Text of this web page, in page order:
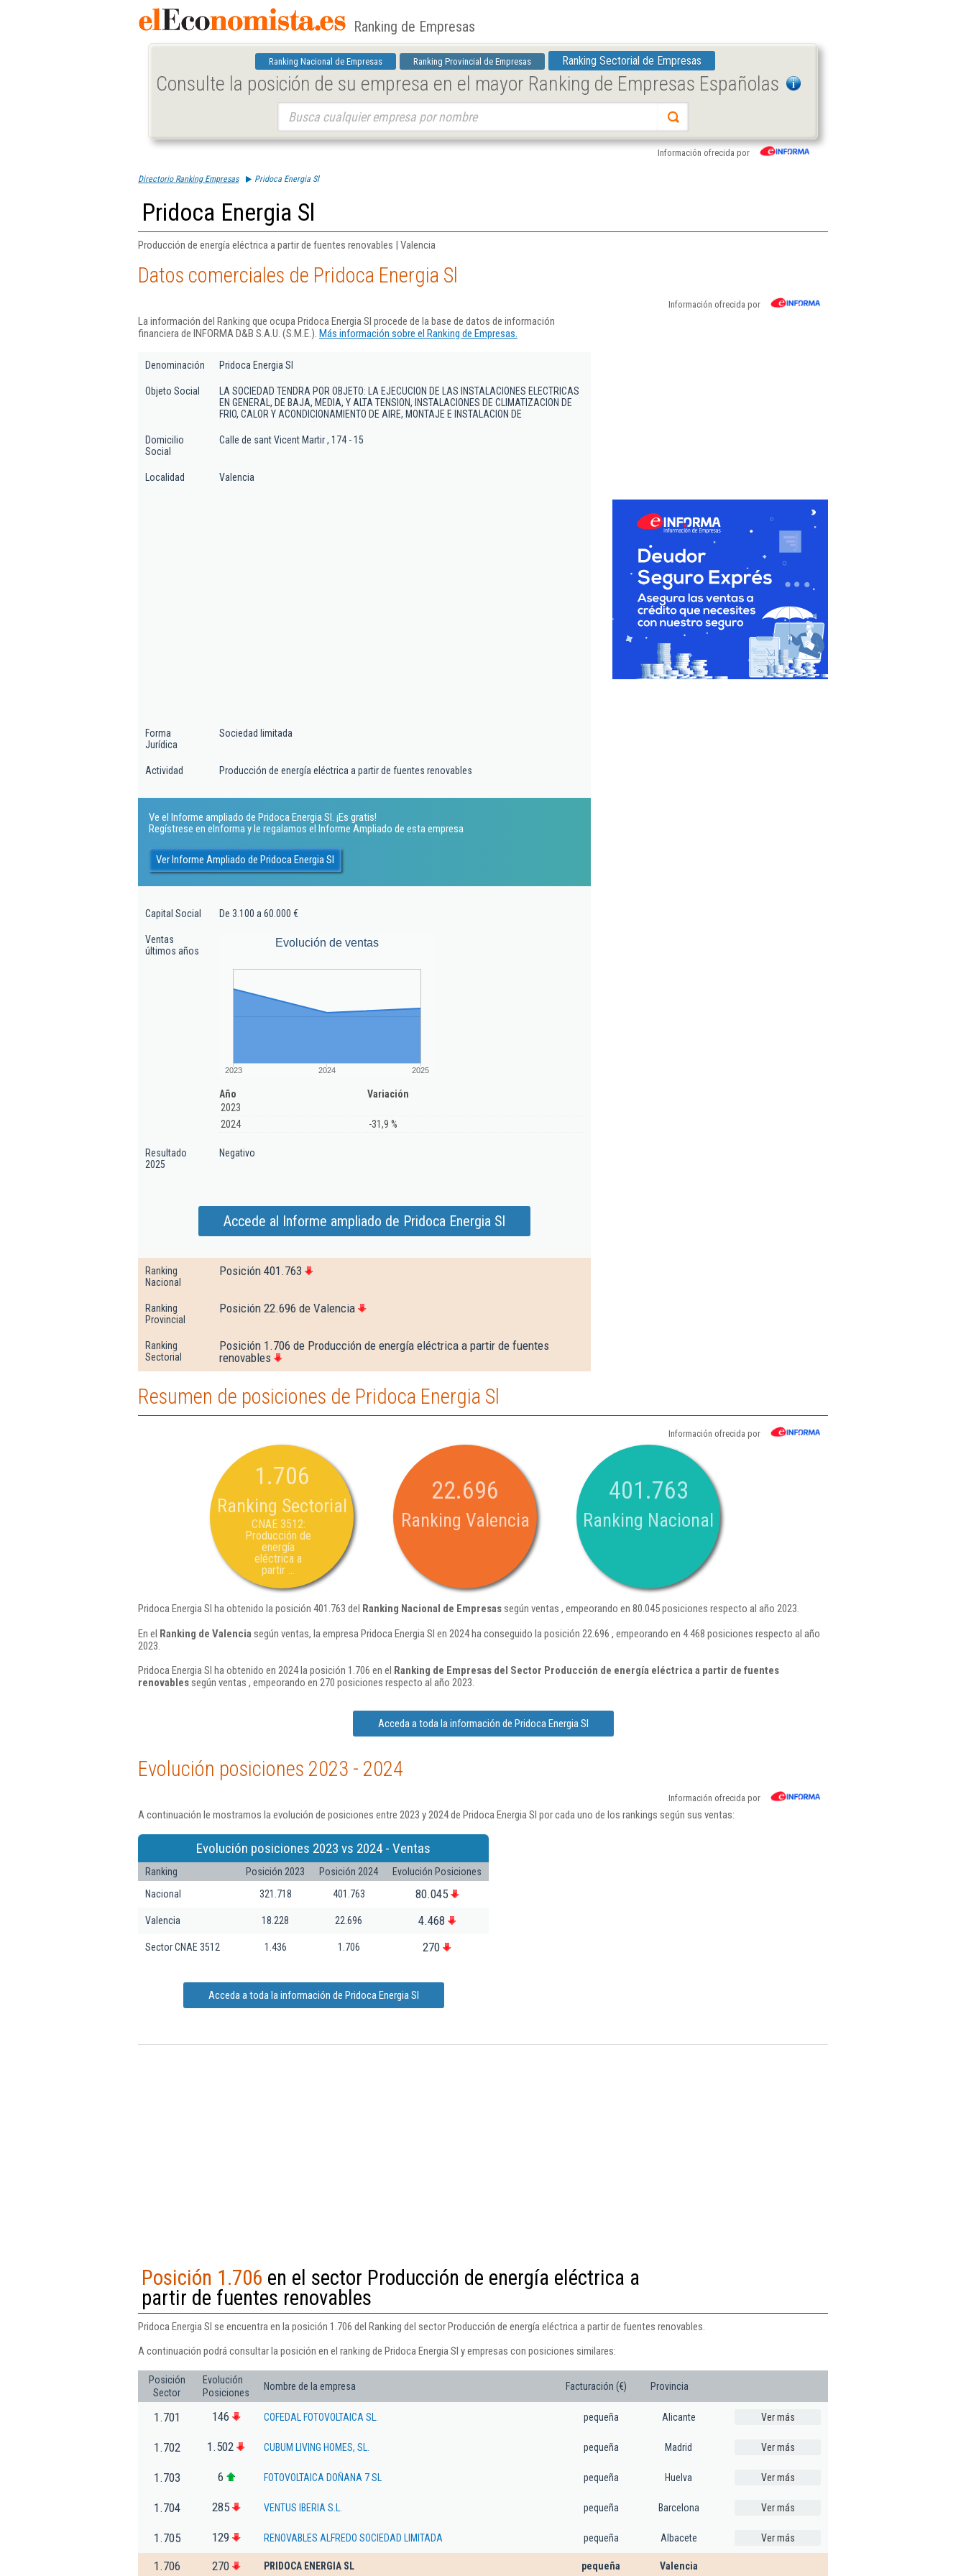
Ranking de Empresas
Ranking Nacional de Empresas Ranking Provincial de Empresas Ranking Sectorial de Empresas
Consulte la posición de su empresa en el mayor Ranking de Empresas Españolas
Información ofrecida por
Directorio Ranking Empresas Pridoca Energia Sl
Pridoca Energia Sl
Producción de energía eléctrica a partir de fuentes renovables | Valencia
Datos comerciales de Pridoca Energia Sl
Información ofrecida por
La información del Ranking que ocupa Pridoca Energia Sl procede de la base de datos de información
financiera de INFORMA D&B S.A.U. (S.M.E.). Más información sobre el Ranking de Empresas.
Denominación Pridoca Energia Sl
Objeto Social
LA SOCIEDAD TENDRA POR OBJETO: LA EJECUCION DE LAS INSTALACIONES ELECTRICAS
EN GENERAL, DE BAJA, MEDIA, Y ALTA TENSION, INSTALACIONES DE CLIMATIZACION DE
FRIO, CALOR Y ACONDICIONAMIENTO DE AIRE, MONTAJE E INSTALACION DE
Domicilio
Social
Calle de sant Vicent Martir , 174 - 15
Localidad Valencia
Forma
Jurídica
Sociedad limitada
Actividad Producción de energía eléctrica a partir de fuentes renovables
Ve el Informe ampliado de Pridoca Energia Sl. ¡Es gratis!
Regístrese en eInforma y le regalamos el Informe Ampliado de esta empresa
Ver Informe Ampliado de Pridoca Energia Sl
Capital Social De 3.100 a 60.000 €
Ventas
últimos años
Evolución de ventas
2023 2024 2025
Año
Variación
2023
2024
-31,9 %
Resultado
2025
Negativo
Accede al Informe ampliado de Pridoca Energia Sl
Ranking
Nacional
Posición 401.763
Ranking
Provincial
Posición 22.696 de Valencia
Ranking
Sectorial
Posición 1.706 de Producción de energía eléctrica a partir de fuentes
renovables
Resumen de posiciones de Pridoca Energia Sl
Información ofrecida por
1.706
Ranking Sectorial
CNAE 3512:
Producción de
energía
eléctrica a
partir ...
22.696
Ranking Valencia
401.763
Ranking Nacional
Pridoca Energia Sl ha obtenido la posición 401.763 del Ranking Nacional de Empresassegún ventas , empeorando en 80.045 posiciones respecto al año 2023.
En el Ranking de Valencia según ventas, la empresa Pridoca Energia Sl en 2024 ha conseguido la posición 22.696 , empeorando en 4.468 posiciones respecto al año
2023.
Pridoca Energia Sl ha obtenido en 2024 la posición 1.706 en el Ranking de Empresas del Sector Producción de energía eléctrica a partir de fuentes
renovablessegún ventas , empeorando en 270 posiciones respecto al año 2023.
Acceda a toda la información de Pridoca Energia Sl
Evolución posiciones 2023 - 2024
Información ofrecida por
A continuación le mostramos la evolución de posiciones entre 2023 y 2024 de Pridoca Energia Sl por cada uno de los rankings según sus ventas:
Evolución posiciones 2023 vs 2024 - Ventas
Ranking Posición 2023 Posición 2024
Evolución Posiciones
Nacional
321.718 401.763 80.045
Valencia 18.228 22.696 4.468
Sector CNAE 3512 1.436 1.706 270
Acceda a toda la información de Pridoca Energia Sl
Posición 1.706 en el sector Producción de energía eléctrica a
partir de fuentes renovables
Pridoca Energia Sl se encuentra en la posición 1.706 del Ranking del sector Producción de energía eléctrica a partir de fuentes renovables.
A continuación podrá consultar la posición en el ranking de Pridoca Energia Sl y empresas con posiciones similares:
Posición
Sector
Evolución
Posiciones
Nombre de la empresa Facturación (€) Provincia
1.701 146 COFEDAL FOTOVOLTAICA SL. pequeña Alicante Ver más
1.702 1.502 CUBUM LIVING HOMES, SL. pequeña Madrid Ver más
1.703 6 FOTOVOLTAICA DOÑANA 7 SL pequeña Huelva Ver más
1.704 285 VENTUS IBERIA S.L. pequeña Barcelona Ver más
1.705 129 RENOVABLES ALFREDO SOCIEDAD LIMITADA pequeña Albacete Ver más
1.706 270 PRIDOCA ENERGIA SL pequeña Valencia